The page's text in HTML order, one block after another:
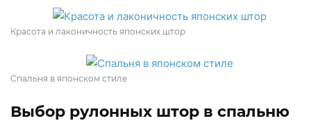
Красота и лаконичность японских штор
Спальня в японском стиле
Выбор рулонных штор в спальню